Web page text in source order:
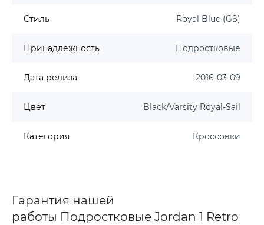
Стиль Royal Blue (GS)
Принадлежность Подростковые
Дата релиза 2016-03-09
Цвет Black/Varsity Royal-Sail
Категория Кроссовки
Гарантия нашей
работы Подростковые Jordan 1 Retro